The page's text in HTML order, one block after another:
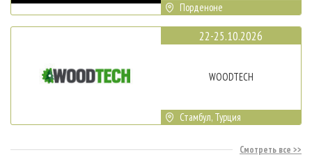
Порденоне
22-25.10.2026
WOODTECH
Стамбул, Турция
Смотреть все